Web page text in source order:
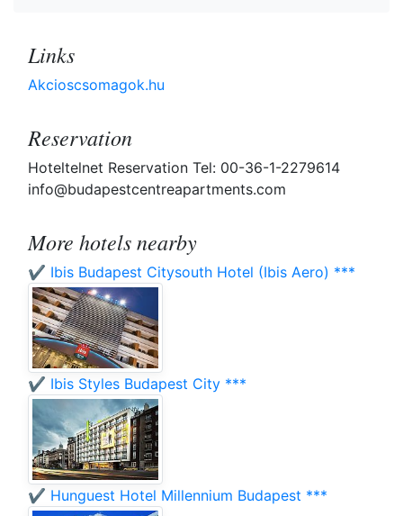
Links
Akcioscsomagok.hu
Reservation
Hoteltelnet Reservation Tel: 00-36-1-2279614
info@budapestcentreapartments.com
More hotels nearby
✔️ Ibis Budapest Citysouth Hotel (Ibis Aero) ***
✔️ Ibis Styles Budapest City ***
✔️ Hunguest Hotel Millennium Budapest ***